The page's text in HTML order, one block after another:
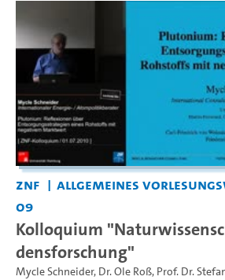
ZNF Allgemeines
09
Kolloquium
densforschung"
Mycle Schneider, Dr. Ole Roß, Prof. Dr.